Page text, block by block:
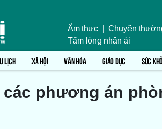
Ẩm thực Chuyện
Tấm lòng nhân ái
LỊCH XÃ HỘI VĂN HÓA GIÁO DỤC SỨC
các phương án